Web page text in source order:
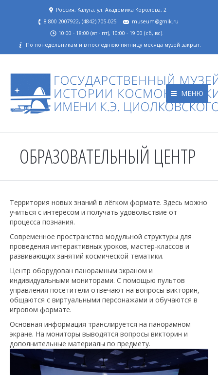
Россия, Калуга, ул. Академика Королёва, 2
8 800 2007922, (4842) 705-025
museum@gmik.ru
10:00 - 18:00 (вт - пт), 10:00 - 19:00 (сб, вс).
По понедельникам и в последнюю пятницу месяца музей закрыт.
МЕНЮ
ОБРАЗОВАТЕЛЬНЫЙ ЦЕНТР
Территория новых знаний в лёгком формате. Здесь можно
учиться с интересом и получать удовольствие от
процесса познания.
Современное пространство модульной структуры для
проведения интерактивных уроков, мастер-классов и
развивающих занятий космической тематики.
Центр оборудован панорамным экраном и
индивидуальными мониторами. С помощью пультов
управления посетители отвечают на вопросы викторин,
общаются с виртуальными персонажами и обучаются в
игровом формате.
Основная информация транслируется на панорамном
экране. На мониторы выводятся вопросы викторин и
дополнительные материалы по предмету.